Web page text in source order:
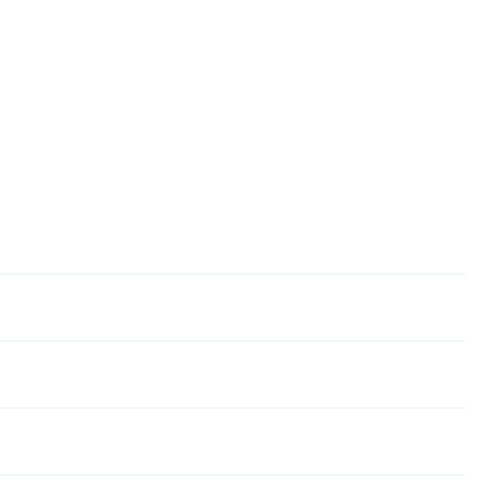
pour obtenir un accès complet.